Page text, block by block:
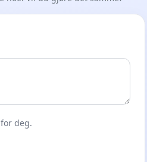
deg.